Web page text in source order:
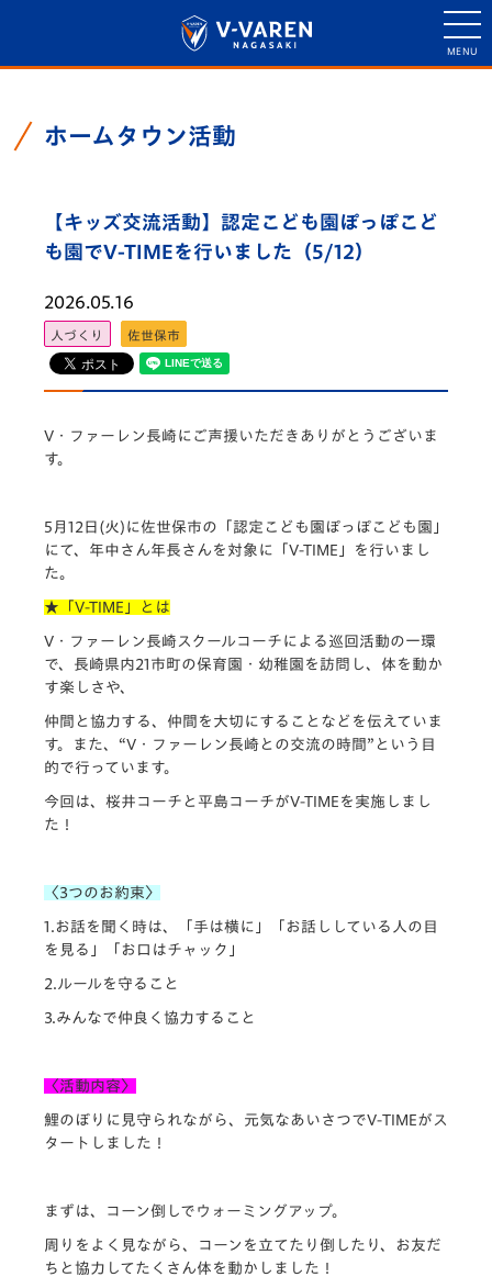
ホームタウン活動
【キッズ交流活動】認定こども園ぽっぽこど
も園でV-TIMEを行いました（5/12）
2026.05.16
人づくり 佐世保市
V・ ファーレン長崎にご声援いただきありがとうございま
す。
5月12日(火)に佐世保市の「認定こども園ぽっぽこども園」
にて、年中さん年長さんを対象に「V-TIME」
を行いまし
た。
★「V-TIME」とは
V・ファーレン長崎スクールコーチによる巡回活動の一環
で、 長崎県内21市町の保育園・幼稚園を訪問し、 体を動か
す楽しさや、
仲間と協力する、仲間を大切にすることなどを伝えていま
す。
また、“V・ファーレン長崎との交流の時間” という目
的で行っています。
今回は、桜井コーチと平島コーチがV-TIMEを実施しまし
た！
〈3つのお約束〉
1.お話を聞く時は、「手は横に」「 お話ししている人の目
を見る」「お口はチャック」
2.ルールを守ること
3.みんなで仲良く協力すること
〈活動内容〉
鯉のぼりに見守られながら、元気なあいさつでV-TIMEがス
タートしました！
まずは、コーン倒しでウォーミングアップ。
周りをよく見ながら、コーンを立てたり倒したり、
お友だ
ちと協力してたくさん体を動かしました！